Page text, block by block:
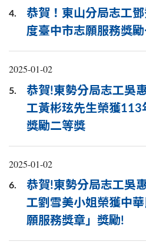
4.
恭賀！東山分局志工
度臺中市志願服務獎
2025-01-02
5.
恭賀!東勢分局志工吳
工黃彬玹先生榮獲113
獎勵二等獎
2025-01-02
6.
恭賀!東勢分局志工吳
工劉雪美小姐榮獲中
願服務獎章」獎勵!